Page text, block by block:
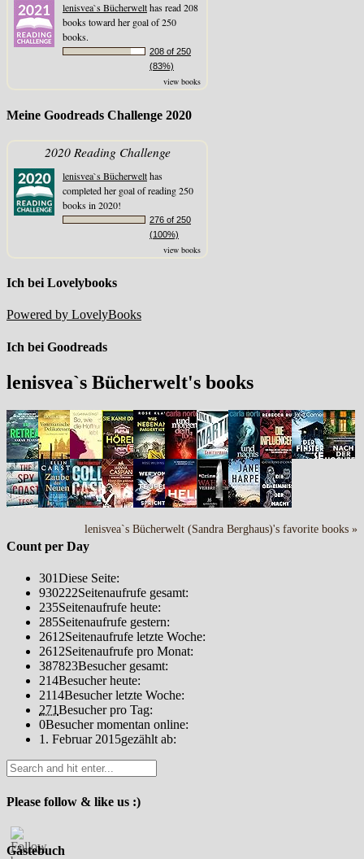
lenisvea`s Bücherwelthas read 208
books toward her goal of 250
books.
208 of 250
(83%)
view books
Meine Goodreads Challenge 2020
2020 Reading Challenge
lenisvea`s Bücherwelthas
completed her goal of reading 250
books in 2020!
276 of 250
(100%)
view books
Ich bei Lovelybooks
Powered by LovelyBooks
Ich bei Goodreads
lenisvea`s Bücherwelt's books
lenisvea`s Bücherwelt (Sandra Berghaus)'s favorite books »
Count per Day
301Diese Seite:
930222Seitenaufrufe gesamt:
235Seitenaufrufe heute:
285Seitenaufrufe gestern:
2612Seitenaufrufe letzte Woche:
2612Seitenaufrufe pro Monat:
387823Besucher gesamt:
214Besucher heute:
2114Besucher letzte Woche:
271Besucher pro Tag:
0Besucher momentan online:
1. Februar 2015gezählt ab:
Please follow & like us :)
Gästebuch